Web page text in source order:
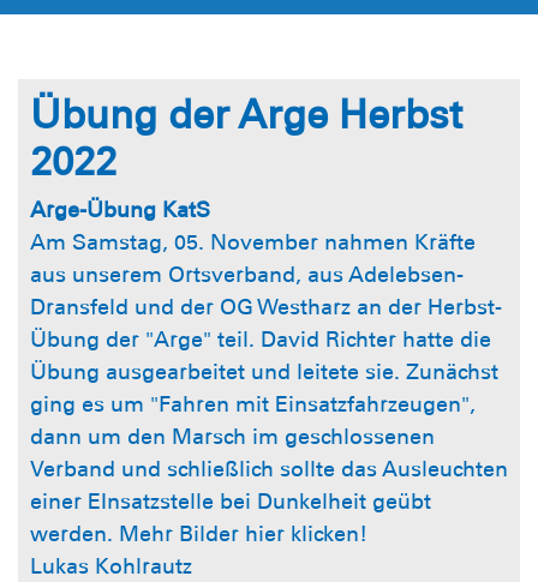
Übung der Arge Herbst
2022
Arge-Übung KatS
Am Samstag, 05. November nahmen Kräfte
aus unserem Ortsverband, aus Adelebsen-
Dransfeld und der OG Westharz an der Herbst-
Übung der "Arge" teil. David Richter hatte die
Übung ausgearbeitet und leitete sie. Zunächst
ging es um "Fahren mit Einsatzfahrzeugen",
dann um den Marsch im geschlossenen
Verband und schließlich sollte das Ausleuchten
einer EInsatzstelle bei Dunkelheit geübt
werden. Mehr Bilder hier klicken!
Lukas Kohlrautz